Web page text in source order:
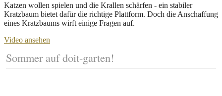
Katzen wollen spielen und die Krallen schärfen - ein stabiler
Kratzbaum bietet dafür die richtige Plattform. Doch die Anschaffung
eines Kratzbaums wirft einige Fragen auf.
Video ansehen
Sommer auf doit-garten!